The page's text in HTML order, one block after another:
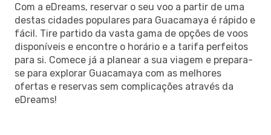
Com a eDreams, reservar o seu voo a partir de uma
destas cidades populares para Guacamaya é rápido e
fácil. Tire partido da vasta gama de opções de voos
disponíveis e encontre o horário e a tarifa perfeitos
para si. Comece já a planear a sua viagem e prepara-
se para explorar Guacamaya com as melhores
ofertas e reservas sem complicações através da
eDreams!